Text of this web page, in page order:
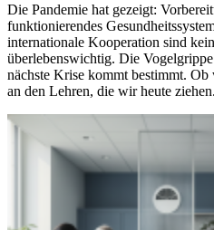
Die Pandemie hat gezeigt:
funktionierendes
internationale Kooperation sind
überlebenswichtig. Die
nächste Krise kommt bestimmt.
an den Lehren, die wir heute ziehen.